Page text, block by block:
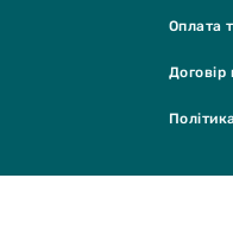
Оплата
Договір